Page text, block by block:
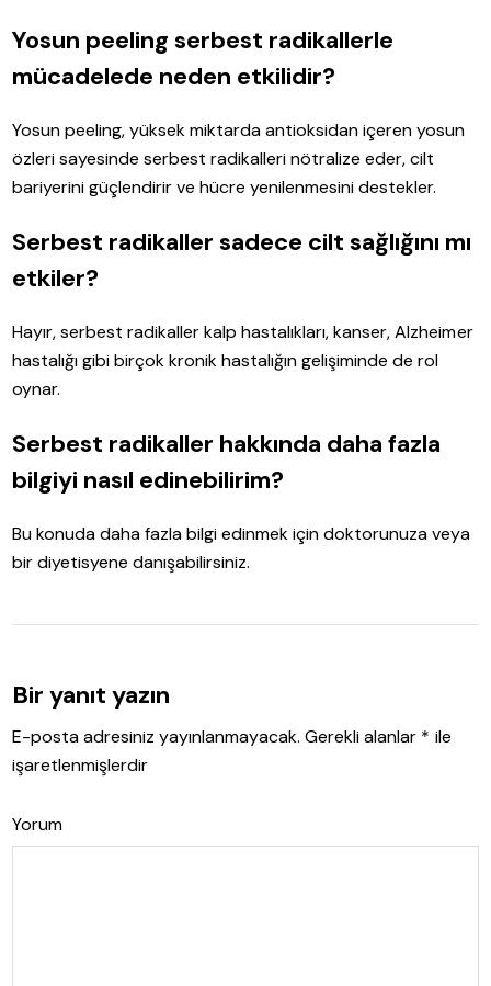
Yosun peeling serbest radikallerle
mücadelede neden etkilidir?
Yosun peeling, yüksek miktarda antioksidan içeren yosun
özleri sayesinde serbest radikalleri nötralize eder, cilt
bariyerini güçlendirir ve hücre yenilenmesini destekler.
Serbest radikaller sadece cilt sağlığını mı
etkiler?
Hayır, serbest radikaller kalp hastalıkları, kanser, Alzheimer
hastalığı gibi birçok kronik hastalığın gelişiminde de rol
oynar.
Serbest radikaller hakkında daha fazla
bilgiyi nasıl edinebilirim?
Bu konuda daha fazla bilgi edinmek için doktorunuza veya
bir diyetisyene danışabilirsiniz.
Bir yanıt yazın
E-posta adresiniz yayınlanmayacak. Gerekli alanlar * ile
işaretlenmişlerdir
Yorum